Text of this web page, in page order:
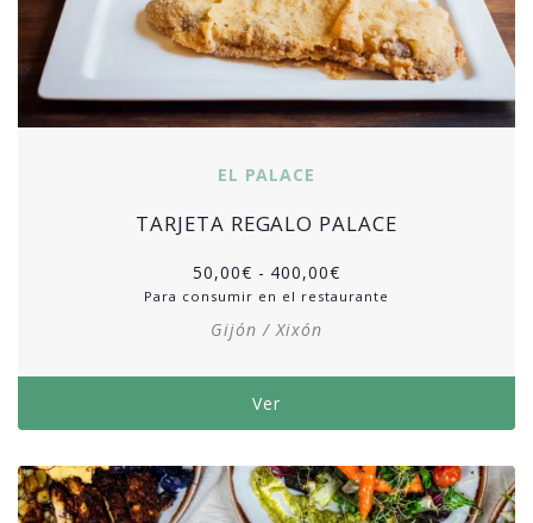
EL PALACE
TARJETA REGALO PALACE
50,00€ - 400,00€
Para consumir en el restaurante
Gijón / Xixón
Ver